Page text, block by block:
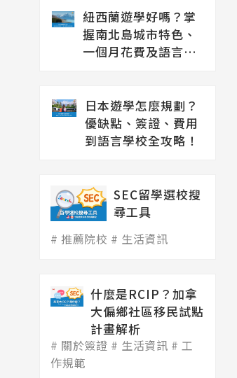
紐西蘭遊學好嗎？掌
握南北島城市特色、
一個月花費及語言學
日本遊學怎麼規劃？
優缺點、簽證、費用
到語言學校全攻略！
SEC留學選校搜
尋工具
推薦院校 生活資訊
什麼是RCIP？加拿
大偏鄉社區移民試點
計畫解析
關於簽證 生活資訊
工
作規範